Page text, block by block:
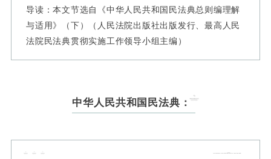
导读 ：本文节选自 《中华人 民共和国民法典总则编理解
与适用》 （下） （ 人 民法院出 版社出 版发行、 最高 人民
法院民法典贯彻实施工作领导小组主编 ）
中华人民共和国民法典 ：